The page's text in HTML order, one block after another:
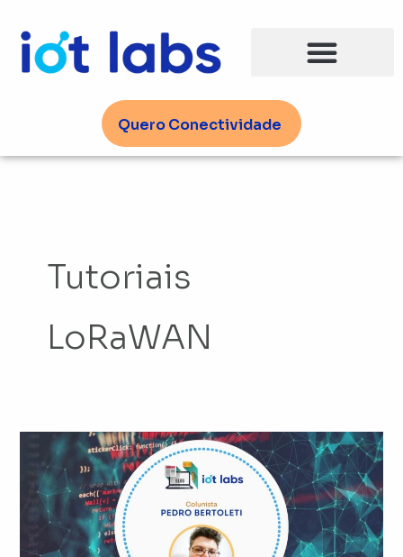
para
Quero Conectividade
Tutoriais
LoRaWAN
Utilizando
LoRaWAN®
com
Linux
embarcado